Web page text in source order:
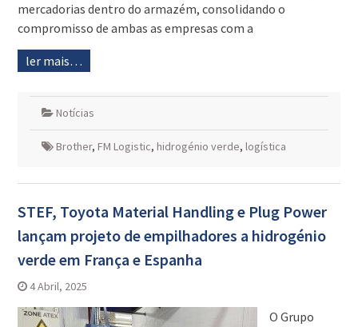
mercadorias dentro do armazém, consolidando o
compromisso de ambas as empresas com a
ler mais…
Notícias
Brother, FM Logistic, hidrogénio verde, logística
STEF, Toyota Material Handling e Plug Power
lançam projeto de empilhadores a hidrogénio
verde em França e Espanha
4 Abril, 2025
O Grupo